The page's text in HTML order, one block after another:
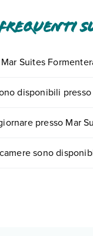
Suites
nel paragrafo
disponibili
il numero 0721.17231 o
presso Mar
e scegli quando
sono